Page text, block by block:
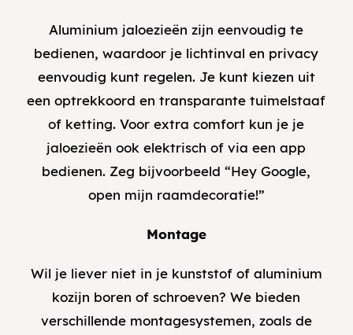
Aluminium jaloezieën zijn eenvoudig te
bedienen, waardoor je lichtinval en privacy
eenvoudig kunt regelen. Je kunt kiezen uit
een optrekkoord en transparante tuimelstaaf
of ketting. Voor extra comfort kun je je
jaloezieën ook elektrisch of via een app
bedienen. Zeg bijvoorbeeld “Hey Google,
open mijn raamdecoratie!”
Montage
Wil je liever niet in je kunststof of aluminium
kozijn boren of schroeven? We bieden
verschillende montagesystemen, zoals de